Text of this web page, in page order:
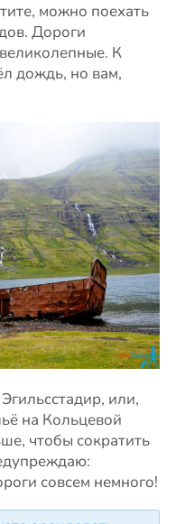
можно поехать
Дороги
К
дождь, но вам,
или,
на Кольцевой
чтобы сократить
совсем немного!